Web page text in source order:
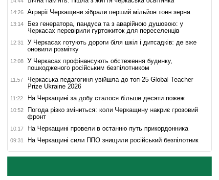
14:26 Аграрії Черкащини зібрали перший мільйон тонн зерна
13:14
Без генератора, пандуса та з аварійною душовою: у
Черкасах перевірили гуртожиток для переселенців
12:31
У Черкасах готують дороги біля шкіл і дитсадків: де вже
оновили розмітку
12:08
У Черкасах профінансують обстеження будинку,
пошкодженого російським безпілотником
11:57
Черкаська педагогиня увійшла до топ-25 Global Teacher
Prize Ukraine 2026
11:22 На Черкащині за добу сталося більше десяти пожеж
10:52
Погода різко зміниться: коли Черкащину накриє грозовий
фронт
10:17 На Черкащині провели в останню путь прикордонника
09:31 На Черкащині сили ППО знищили російський безпілотник